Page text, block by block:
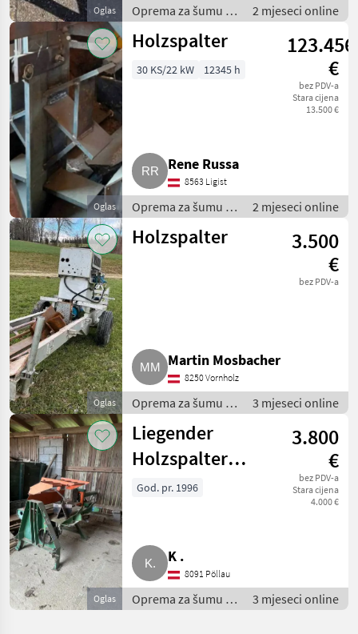
Oglas
Oprema za šumu i
obradu drveta /
Rezači drva
2 mjeseci online
Oglas
Holzspalter
123.456
€
bez PDV-a
Stara cijena
13.500 €
30 KS/22 kW 12345 h
Rene Russa
8563 Ligist
Oprema za šumu i
obradu drveta /
Rezači drva
2 mjeseci online
Oglas
Holzspalter
3.500
€
bez PDV-a
Martin Mosbacher
8250 Vornholz
Oprema za šumu i
obradu drveta /
Rezači drva
3 mjeseci online
Oglas
Liegender
Holzspalter
Posch
3.800
€
bez PDV-a
Stara cijena
4.000 €
God. pr. 1996
K .
8091 Pöllau
Oprema za šumu i
obradu drveta /
3 mjeseci online